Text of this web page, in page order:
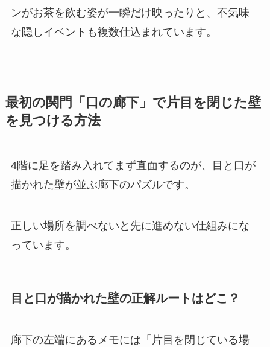
ンがお茶を飲む姿が一瞬だけ映ったりと、不気味
な隠しイベントも複数仕込まれています。
最初の関門「口の廊下」で片目を閉じた壁
を見つける方法
4階に足を踏み入れてまず直面するのが、目と口が
描かれた壁が並ぶ廊下のパズルです。
正しい場所を調べないと先に進めない仕組みにな
っています。
目と口が描かれた壁の正解ルートはどこ？
廊下の左端にあるメモには「片目を閉じている場